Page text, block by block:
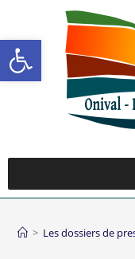
Ouvrir la
> Les dossiers de